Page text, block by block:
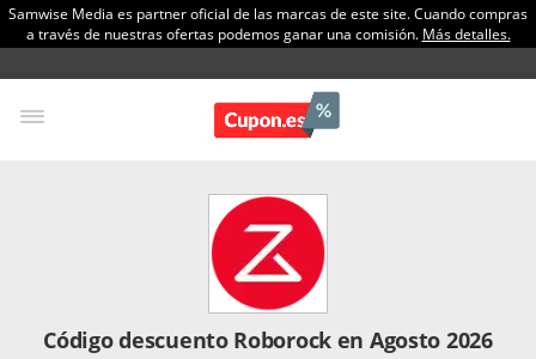
Samwise Media es partner oficial de las marcas de este site. Cuando compras
a través de nuestras ofertas podemos ganar una comisión. Más detalles.
Código descuento Roborock en Agosto 2026